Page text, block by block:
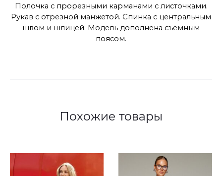
Полочка с прорезными карманами с листочками.
Рукав с отрезной манжетой. Спинка с центральным
швом и шлицей. Модель дополнена съёмным
поясом.
Похожие товары